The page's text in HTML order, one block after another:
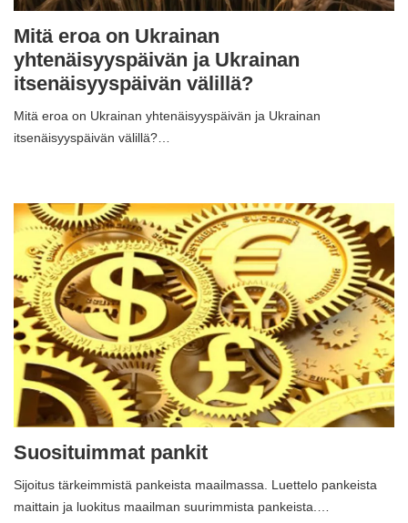
Mitä eroa on Ukrainan
yhtenäisyyspäivän ja Ukrainan
itsenäisyyspäivän välillä?
Mitä eroa on Ukrainan yhtenäisyyspäivän ja Ukrainan
itsenäisyyspäivän välillä?…
Suosituimmat pankit
Sijoitus tärkeimmistä pankeista maailmassa. Luettelo pankeista
maittain ja luokitus maailman suurimmista pankeista.…